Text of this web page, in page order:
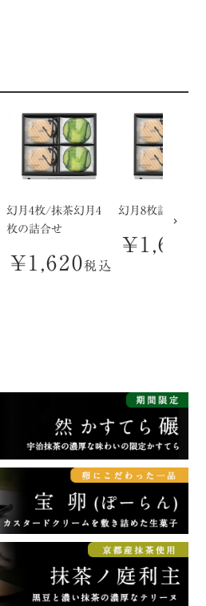
幻月4枚/抹茶幻月4
枚の詰合せ
¥1,620税込
幻月8枚詰合せ
¥1,620